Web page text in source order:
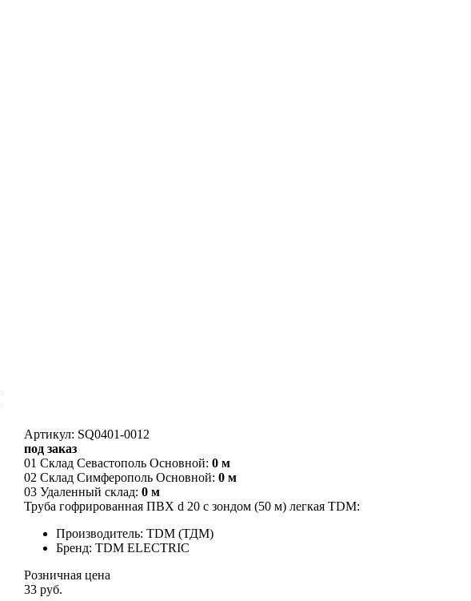
Артикул: SQ0401-0012
под заказ
01 Склад Севастополь Основной: 0 м
02 Склад Симферополь Основной: 0 м
03 Удаленный склад: 0 м
Труба гофрированная ПВХ d 20 с зондом (50 м) легкая TDM:
Производитель: TDM (ТДМ)
Бренд: TDM ELECTRIC
Розничная цена
33 руб.